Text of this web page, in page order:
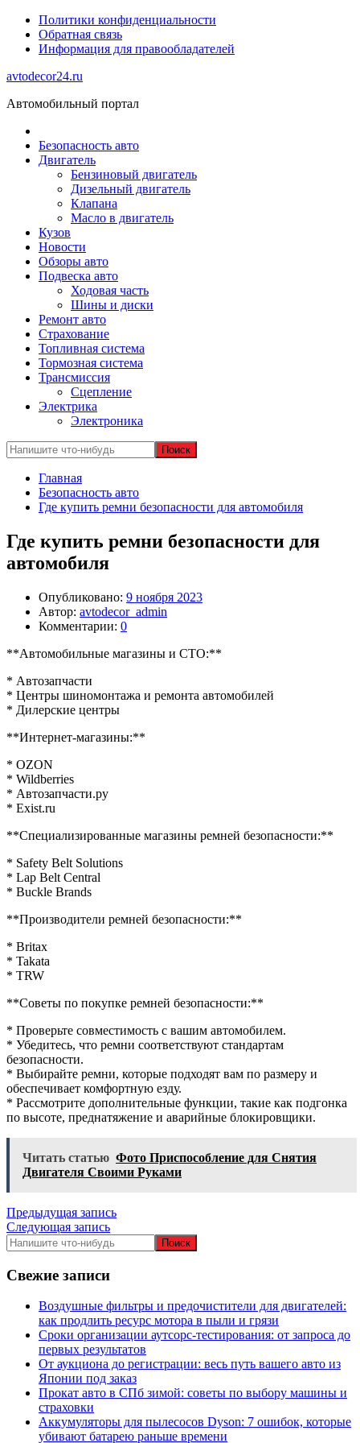
Политики конфиденциальности
Обратная связь
Информация для правообладателей
avtodecor24.ru
Автомобильный портал
Безопасность авто
Двигатель
Бензиновый двигатель
Дизельный двигатель
Клапана
Масло в двигатель
Кузов
Новости
Обзоры авто
Подвеска авто
Ходовая часть
Шины и диски
Ремонт авто
Страхование
Топливная система
Тормозная система
Трансмиссия
Сцепление
Электрика
Электроника
Главная
Безопасность авто
Где купить ремни безопасности для автомобиля
Где купить ремни безопасности для
автомобиля
Опубликовано: 9 ноября 2023
Автор: avtodecor_admin
Комментарии: 0
**Автомобильные магазины и СТО:**
* Автозапчасти
* Центры шиномонтажа и ремонта автомобилей
* Дилерские центры
**Интернет-магазины:**
* OZON
* Wildberries
* Автозапчасти.ру
* Exist.ru
**Специализированные магазины ремней безопасности:**
* Safety Belt Solutions
* Lap Belt Central
* Buckle Brands
**Производители ремней безопасности:**
* Britax
* Takata
* TRW
**Советы по покупке ремней безопасности:**
* Проверьте совместимость с вашим автомобилем.
* Убедитесь, что ремни соответствуют стандартам
безопасности.
* Выбирайте ремни, которые подходят вам по размеру и
обеспечивает комфортную езду.
* Рассмотрите дополнительные функции, такие как подгонка
по высоте, преднатяжение и аварийные блокировщики.
Читать статью Фото Приспособление для Снятия
Двигателя Своими Руками
Навигация
по
записям
Предыдущая запись
Следующая запись
Свежие записи
Воздушные фильтры и предочистители для двигателей:
как продлить ресурс мотора в пыли и грязи
Сроки организации аутсорс‑тестирования: от запроса до
первых результатов
От аукциона до регистрации: весь путь вашего авто из
Японии под заказ
Прокат авто в СПб зимой: советы по выбору машины и
страховки
Аккумуляторы для пылесосов Dyson: 7 ошибок, которые
убивают батарею раньше времени